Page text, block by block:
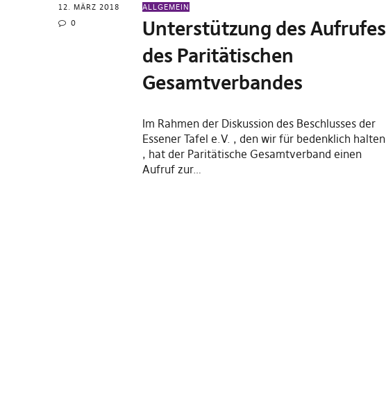
12. MÄRZ 2018
0
ALLGEMEIN
Unterstützung des Aufrufes
des Paritätischen
Gesamtverbandes
Im Rahmen der Diskussion des Beschlusses der
Essener Tafel e.V. , den wir für bedenklich halten
, hat der Paritätische Gesamtverband einen
Aufruf zur…